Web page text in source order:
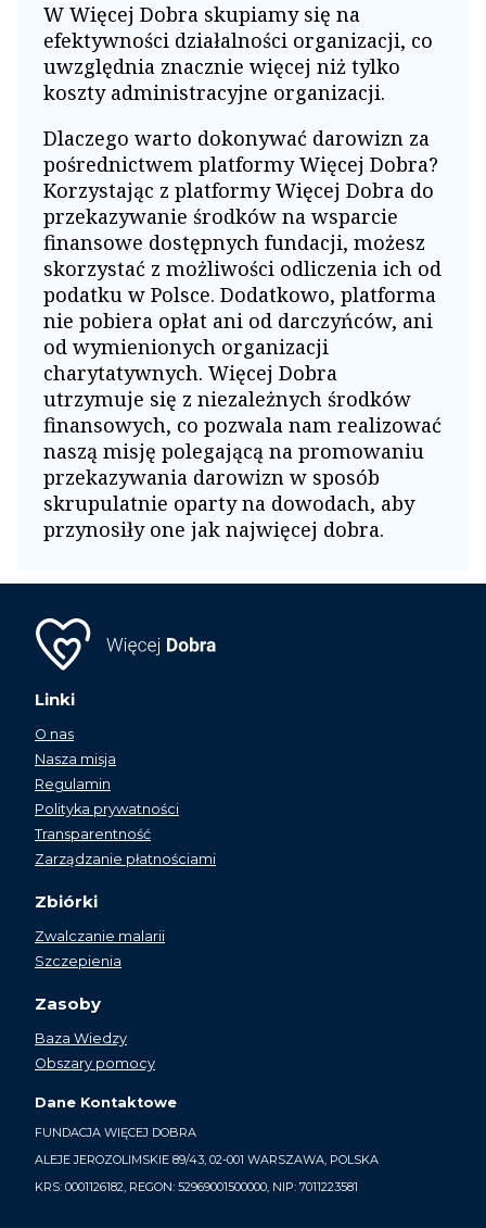
W Więcej Dobra skupiamy się na
efektywności działalności organizacji, co
uwzględnia znacznie więcej niż tylko
koszty administracyjne organizacji.
Dlaczego warto dokonywać darowizn za
pośrednictwem platformy Więcej Dobra?
Korzystając z platformy Więcej Dobra do
przekazywanie środków na wsparcie
finansowe dostępnych fundacji, możesz
skorzystać z możliwości odliczenia ich od
podatku w Polsce. Dodatkowo, platforma
nie pobiera opłat ani od darczyńców, ani
od wymienionych organizacji
charytatywnych. Więcej Dobra
utrzymuje się z niezależnych środków
finansowych, co pozwala nam realizować
naszą misję polegającą na promowaniu
przekazywania darowizn w sposób
skrupulatnie oparty na dowodach, aby
przynosiły one jak najwięcej dobra.
Linki
O nas
Nasza misja
Regulamin
Polityka prywatności
Transparentność
Zarządzanie płatnościami
Zbiórki
Zwalczanie malarii
Szczepienia
Zasoby
Baza Wiedzy
Obszary pomocy
Dane Kontaktowe
FUNDACJA WIĘCEJ DOBRA
ALEJE JEROZOLIMSKIE 89/43, 02-001 WARSZAWA, POLSKA
KRS: 0001126182, REGON: 52969001500000, NIP: 7011223581